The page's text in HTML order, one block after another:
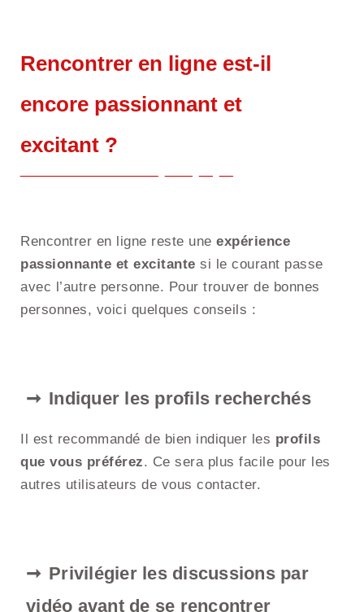
Rencontrer en ligne est-il
encore passionnant et
excitant ?
Rencontrer en ligne reste une expérience
passionnante et excitante si le courant passe
avec l’autre personne. Pour trouver de bonnes
personnes, voici quelques conseils :
Indiquer les profils recherchés
Il est recommandé de bien indiquer les profils
que vous préférez. Ce sera plus facile pour les
autres utilisateurs de vous contacter.
Privilégier les discussions par
vidéo avant de se rencontrer